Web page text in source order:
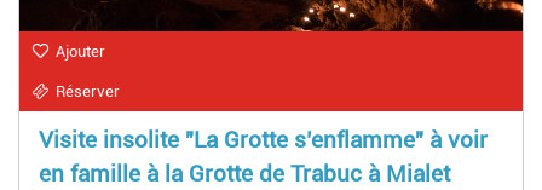
Ajouter
Réserver
Visite insolite "La Grotte s’enflamme" à voir
en famille à la Grotte de Trabuc à Mialet